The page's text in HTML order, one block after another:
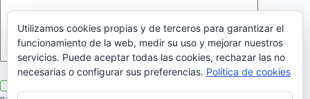
Utilizamos cookies propias y de terceros para garantizar el
funcionamiento de la web, medir su uso y mejorar nuestros
servicios. Puede aceptar todas las cookies, rechazar las no
necesarias o configurar sus preferencias. Política de cookies